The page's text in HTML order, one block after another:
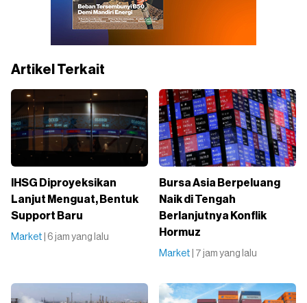
Artikel Terkait
IHSG Diproyeksikan
Lanjut Menguat, Bentuk
Support Baru
Market | 6 jam yang lalu
Bursa Asia Berpeluang
Naik di Tengah
Berlanjutnya Konflik
Hormuz
Market | 7 jam yang lalu